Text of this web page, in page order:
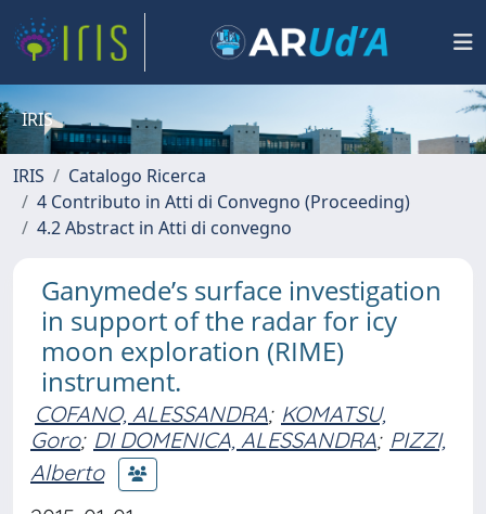
IRIS
IRIS
Catalogo Ricerca
4 Contributo in Atti di Convegno (Proceeding)
4.2 Abstract in Atti di convegno
Ganymede’s surface investigation
in support of the radar for icy
moon exploration (RIME)
instrument.
COFANO, ALESSANDRA; KOMATSU,
Goro; DI DOMENICA, ALESSANDRA; PIZZI,
Alberto